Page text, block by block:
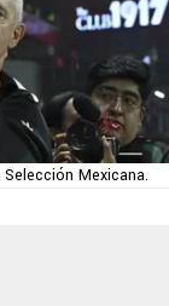
Mexicana.